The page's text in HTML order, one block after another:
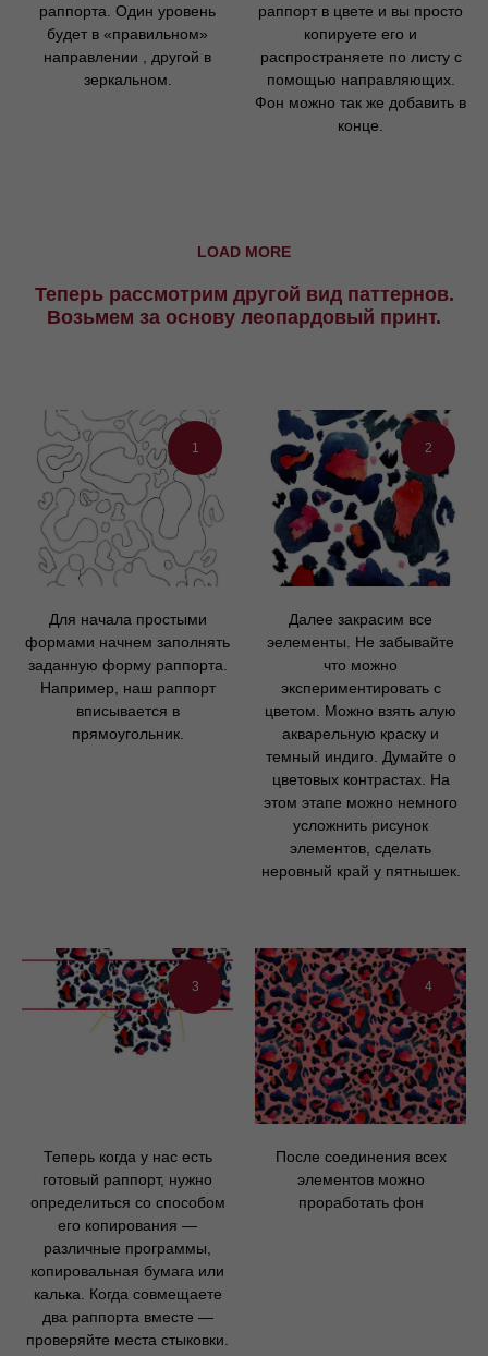
раппорта. Один уровень
будет в «правильном»
направлении , другой в
зеркальном.
раппорт в цвете и вы просто
копируете его и
распространяете по листу с
помощью направляющих.
Фон можно так же добавить в
конце.
LOAD MORE
Теперь рассмотрим другой вид паттернов.
Возьмем за основу леопардовый принт.
1
Для начала простыми
формами начнем заполнять
заданную форму раппорта.
Например, наш раппорт
вписывается в
прямоугольник.
2
Далее закрасим все
эелементы. Не забывайте
что можно
экспериментировать с
цветом. Можно взять алую
акварельную краску и
темный индиго. Думайте о
цветовых контрастах. На
этом этапе можно немного
усложнить рисунок
элементов, сделать
неровный край у пятнышек.
3
Теперь когда у нас есть
готовый раппорт, нужно
определиться со способом
его копирования —
различные программы,
копировальная бумага или
калька. Когда совмещаете
два раппорта вместе —
проверяйте места стыковки.
4
После соединения всех
элементов можно
проработать фон